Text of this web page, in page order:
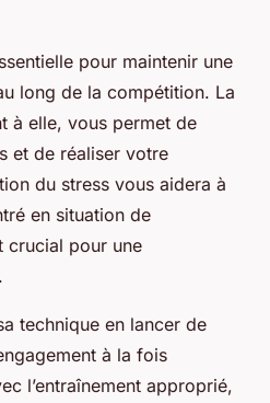
pour maintenir une
long de la compétition. La
à elle, vous permet de
et de réaliser votre
du stress vous aidera à
en situation de
crucial pour une
technique en lancer de
à la fois
l’entraînement approprié,